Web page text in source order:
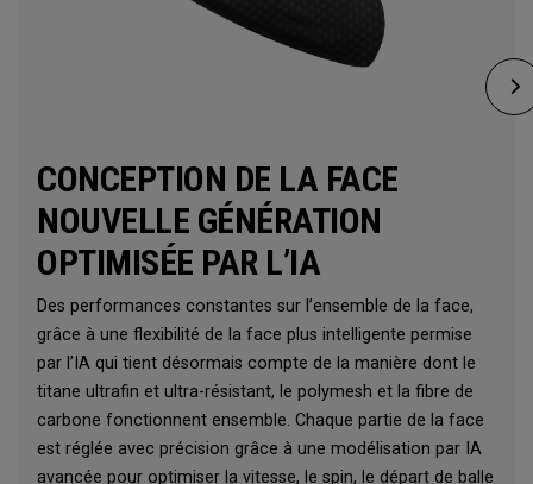
CONCEPTION DE LA FACE
NOUVELLE GÉNÉRATION
OPTIMISÉE PAR L’IA
Des performances constantes sur l’ensemble de la face,
grâce à une flexibilité de la face plus intelligente permise
par l’IA qui tient désormais compte de la manière dont le
titane ultrafin et ultra-résistant, le polymesh et la fibre de
carbone fonctionnent ensemble. Chaque partie de la face
est réglée avec précision grâce à une modélisation par IA
avancée pour optimiser la vitesse, le spin, le départ de balle